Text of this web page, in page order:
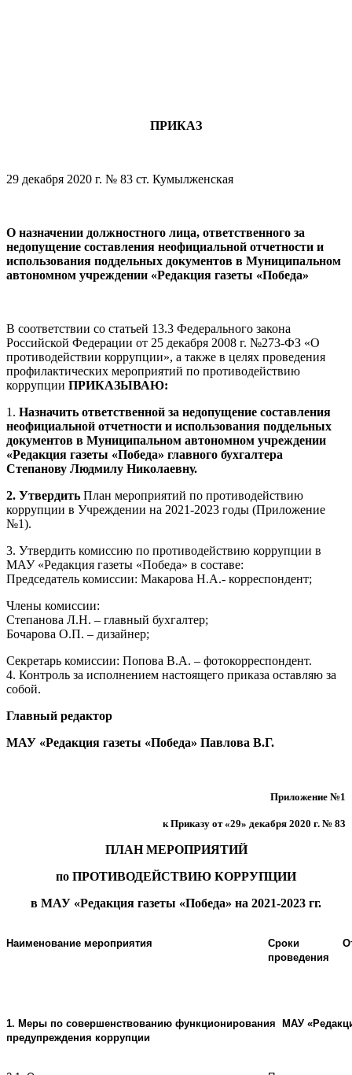
ПРИКАЗ
29 декабря 2020 г. № 83 ст. Кумылженская
О назначении должностного лица, ответственного за
недопущение составления неофициальной отчетности и
использования поддельных документов в Муниципальном
автономном учреждении «Редакция газеты «Победа»
В соответствии со статьей 13.3 Федерального закона
Российской Федерации от 25 декабря 2008 г. №273-ФЗ «О
противодействии коррупции», а также в целях проведения
профилактических мероприятий по противодействию
коррупции ПРИКАЗЫВАЮ:
1. Назначить ответственной за недопущение составления
неофициальной отчетности и использования поддельных
документов в Муниципальном автономном учреждении
«Редакция газеты «Победа» главного бухгалтера
Степанову Людмилу Николаевну.
2. Утвердить План мероприятий по противодействию
коррупции в Учреждении на 2021-2023 годы (Приложение
№1).
3. Утвердить комиссию по противодействию коррупции в
МАУ «Редакция газеты «Победа» в составе:
Председатель комиссии: Макарова Н.А.- корреспондент;
Члены комиссии:
Степанова Л.Н. – главный бухгалтер;
Бочарова О.П. – дизайнер;
Секретарь комиссии: Попова В.А. – фотокорреспондент.
4. Контроль за исполнением настоящего приказа оставляю за
собой.
Главный редактор
МАУ «Редакция газеты «Победа» Павлова В.Г.
Приложение №1
к Приказу от«29» декабря 2020 г. № 83
ПЛАН МЕРОПРИЯТИЙ
по ПРОТИВОДЕЙСТВИЮ КОРРУПЦИИ
в МАУ «Редакция газеты «Победа» на 2021-2023 гг.
Наименование мероприятия
Сроки
проведения
1. Меры по совершенствованию функционирования МАУ «
предупреждения коррупции